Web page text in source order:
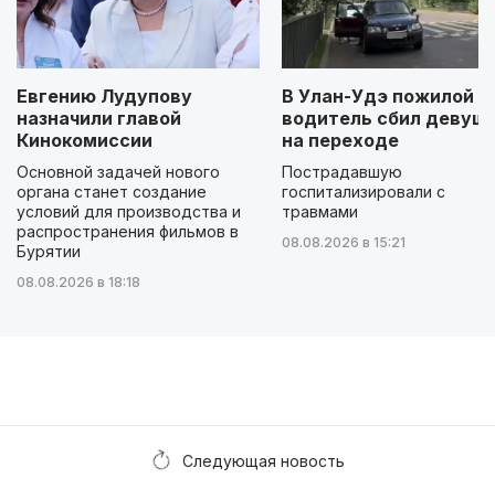
Евгению Лудупову
назначили главой
Кинокомиссии
Основной задачей нового
органа станет создание
условий для производства и
распространения фильмов в
Бурятии
08.08.2026 в 18:18
В Улан-Удэ пожилой
водитель сбил
на переходе
Пострадавшую
госпитализировали с
травмами
08.08.2026 в 15:21
Следующая новость